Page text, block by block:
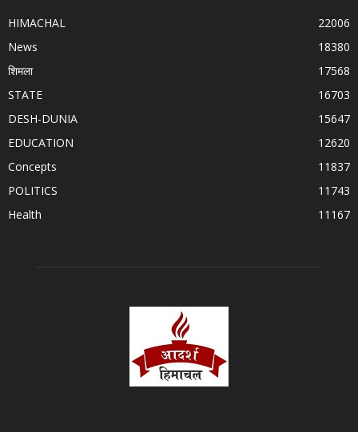
HIMACHAL
22006
News
18380
शिमला
17568
STATE
16703
DESH-DUNIA
15647
EDUCATION
12620
Concepts
11837
POLITICS
11743
Health
11167